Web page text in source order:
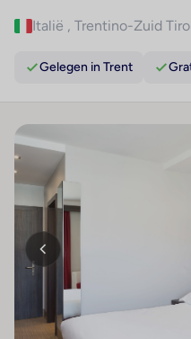
Italië , Trentino-Zuid
Gelegen in Trent